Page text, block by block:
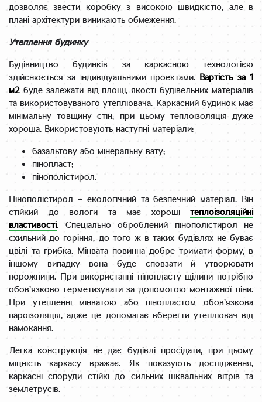
дозволяє звести коробку з високою швидкістю, але в
плані архітектури виникають обмеження.
Утеплення будинку
Будівництво будинків за каркасною технологією
здійснюється за індивідуальними проектами. Вартість за 1
м2 буде залежати від площі, якості будівельних матеріалів
та використовуваного утеплювача. Каркасний будинок має
мінімальну товщину стін, при цьому теплоізоляція дуже
хороша. Використовують наступні матеріали:
базальтову або мінеральну вату;
пінопласт;
пінополістирол.
Пінополістирол – екологічний та безпечний матеріал. Він
стійкий до вологи та має хороші теплоізоляційні
властивості. Спеціально оброблений пінополістирол не
схильний до горіння, до того ж в таких будівлях не буває
цвілі та грибка. Мінвата повинна добре тримати форму, в
іншому випадку вона буде сповзати й утворювати
порожнини. При використанні пінопласту щілини потрібно
обов’язково герметизувати за допомогою монтажної піни.
При утепленні мінватою або пінопластом обов’язкова
пароізоляція, адже це допомагає вберегти утеплювач від
намокання.
Легка конструкція не дає будівлі просідати, при цьому
міцність каркасу вражає. Як показують дослідження,
каркасні споруди стійкі до сильних шквальних вітрів та
землетрусів.